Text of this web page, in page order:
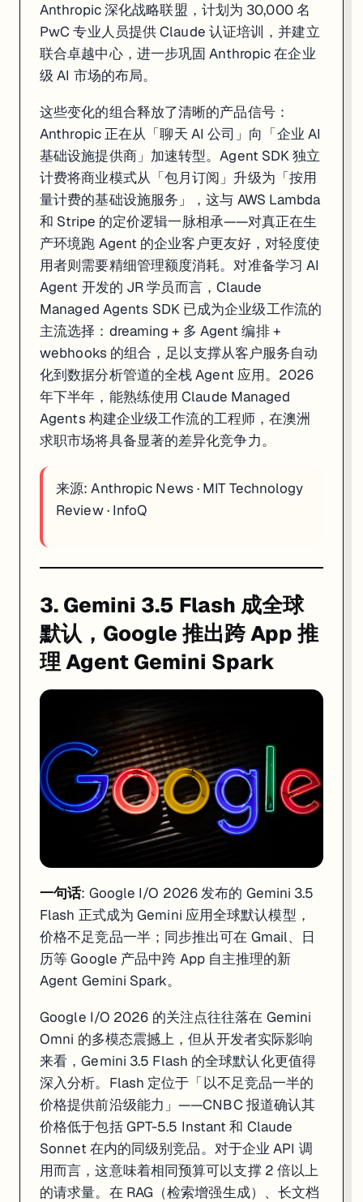
Anthropic 深化战略联盟，计划为 30,000 名
PwC 专业人员提供 Claude 认证培训，并建立
联合卓越中心，进一步巩固 Anthropic 在企业
级 AI 市场的布局。
这些变化的组合释放了清晰的产品信号：
Anthropic 正在从「聊天 AI 公司」向「企业 AI
基础设施提供商」加速转型。Agent SDK 独立
计费将商业模式从「包月订阅」升级为「按用
量计费的基础设施服务」，这与 AWS Lambda
和 Stripe 的定价逻辑一脉相承——对真正在生
产环境跑 Agent 的企业客户更友好，对轻度使
用者则需要精细管理额度消耗。对准备学习 AI
Agent 开发的 JR 学员而言，Claude
Managed Agents SDK 已成为企业级工作流的
主流选择：dreaming + 多 Agent 编排 +
webhooks 的组合，足以支撑从客户服务自动
化到数据分析管道的全栈 Agent 应用。2026
年下半年，能熟练使用 Claude Managed
Agents 构建企业级工作流的工程师，在澳洲
求职市场将具备显著的差异化竞争力。
来源:Anthropic News · MIT Technology
Review· InfoQ
3. Gemini 3.5 Flash 成全球
默认，Google 推出跨 App 推
理 Agent Gemini Spark
一句话: Google I/O 2026 发布的 Gemini 3.5
Flash 正式成为 Gemini 应用全球默认模型，
价格不足竞品一半；同步推出可在 Gmail、日
历等 Google 产品中跨 App 自主推理的新
Agent Gemini Spark。
Google I/O 2026 的关注点往往落在 Gemini
Omni 的多模态震撼上，但从开发者实际影响
来看，Gemini 3.5 Flash 的全球默认化更值得
深入分析。Flash 定位于「以不足竞品一半的
价格提供前沿级能力」——CNBC 报道确认其
价格低于包括 GPT-5.5 Instant 和 Claude
Sonnet 在内的同级别竞品。对于企业 API 调
用而言，这意味着相同预算可以支撑 2 倍以上
的请求量。在 RAG（检索增强生成）、长文档